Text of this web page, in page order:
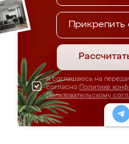
Прикрепить
Я соглашаюсь на
согласно Политике
Пользовательскому